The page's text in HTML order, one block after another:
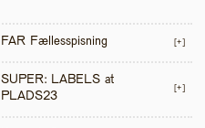
FAR Fællesspisning [+]
SUPER: LABELS at
PLADS23
[+]